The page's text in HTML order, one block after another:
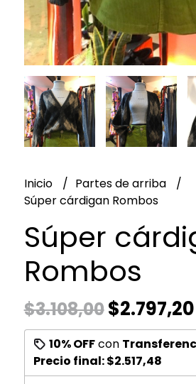
Inicio
Partes de arriba
Súper cárdigan Rombos
Súper
Rombos
$3.108,00$2.797,20
10% OFFcon
Precio final:$2.517,48